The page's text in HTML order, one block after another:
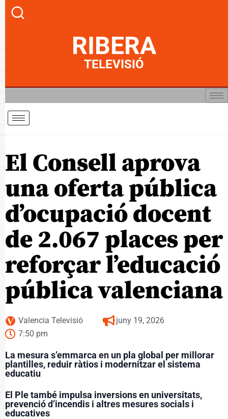
RIBERA
TELEVISIÓ
El Consell aprova
una oferta pública
d’ocupació docent
de 2.067 places per
reforçar l’educació
pública valenciana
Valencia Televisió
juny 19, 2026
7:50 pm
La mesura s’emmarca en un pla global per millorar
plantilles, reduir ràtios i modernitzar el sistema
educatiu
El Ple també impulsa inversions en universitats,
prevenció d’incendis i altres mesures socials i
educatives